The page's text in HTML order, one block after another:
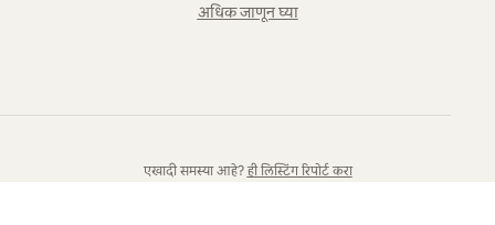
अधिक जाणून घ्या
एखादी समस्या आहे? ही लिस्टिंग रिपोर्ट करा